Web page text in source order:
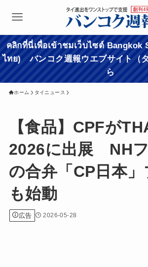
คลิกที่นี่เพื่อเข้าชมเว็บไซต์ Bangkok
ไทย) バンコク週報ウエブサイト（
ら
ホーム タイニュース
【食品】CPFが
2026に出展 NH
の合弁「CP日本
も始動
広告 2026-05-28